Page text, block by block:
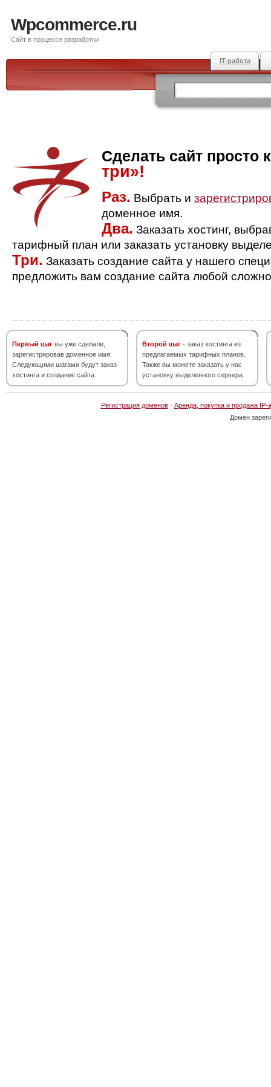
Wpcommerce.ru
Сайт в процессе разработки
IT-работа
Сделать сайт просто
три»!
Раз. Выбрать и
доменное имя.
Два. Заказать хостинг,
тарифный план или заказать установку
Три. Заказать создание сайта у нашего
предложить вам создание сайта любой
Первый шаг вы уже сделали,
зарегистрировав доменное имя.
Следующими шагами будут заказ
хостинга и создание сайта.
Второй шаг - заказ хостинга из
предлагаемых тарифных планов.
Также вы можете заказать у нас
установку выделенного сервера.
Регистрация доменов· Аренда, покупка и продажа IP-
Домен